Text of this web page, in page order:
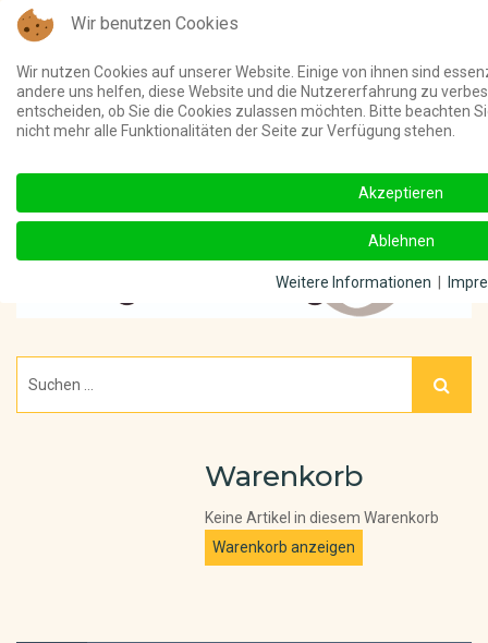
Warenkorb
Keine Artikel in diesem Warenkorb
Wir benutzen Cookies
Wir nutzen Cookies auf unserer Website. Einige von ihnen sind
andere uns helfen, diese Website und die Nutzererfahrung zu
entscheiden, ob Sie die Cookies zulassen möchten. Bitte beachten
nicht mehr alle Funktionalitäten der Seite zur Verfügung stehen.
Akzeptieren
Ablehnen
Weitere Informationen